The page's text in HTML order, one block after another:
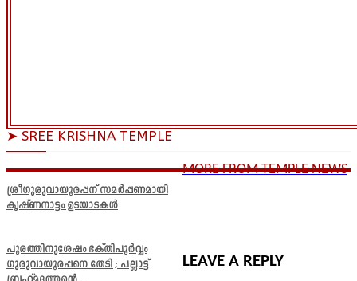
➤ SREE KRISHNA TEMPLE
ശ്രീഗുരുവായൂരപ്പന് സമർപ്പണമായി
കൃഷ്ണനാട്ടം ഉടയാടകൾ
പൂരത്തിനുശേഷം ഭക്തിപൂർവ്വം
ഗുരുവായൂരപ്പനെ തേടി ; പല്ലാട്ട്
MORE FROM TEMPLE NEWS
LEAVE A REPLY